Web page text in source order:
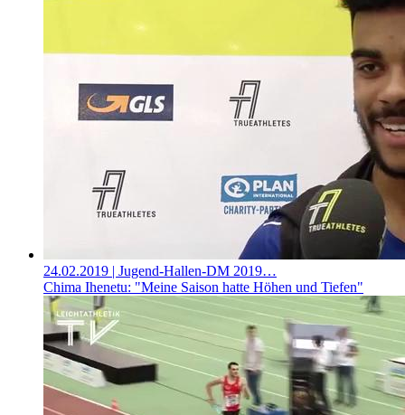
24.02.2019 | Jugend-Hallen-DM 2019…
Chima Ihenetu: "Meine Saison hatte Höhen und Tiefen"